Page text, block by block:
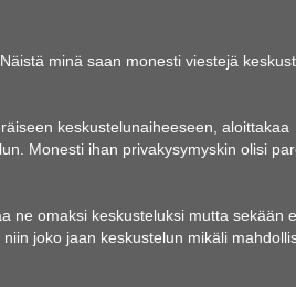
minä saan monesti viestejä
keskustelunaiheeseen, aloittakaa
Monesti ihan privakysymyskin olisi
ne omaksi keskusteluksi mutta sekään
joko jaan keskustelun mikäli